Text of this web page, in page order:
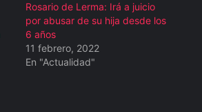
Rosario de Lerma: Irá a juicio
por abusar de su hija desde los
6 años
11 febrero, 2022
En "Actualidad"